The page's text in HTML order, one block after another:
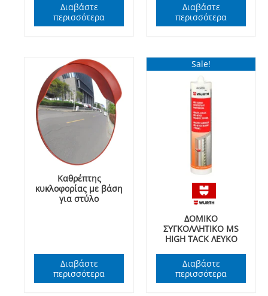
Διαβάστε
περισσότερα
Διαβάστε
περισσότερα
Καθρέπτης
κυκλοφορίας με βάση
για στύλο
Διαβάστε
περισσότερα
Sale!
ΔΟΜΙΚΟ
ΣΥΓΚΟΛΛΗΤΙΚΟ MS
HIGH TACK ΛΕΥΚΟ
Διαβάστε
περισσότερα